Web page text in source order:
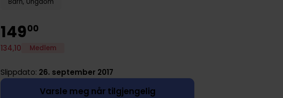
14900
134,10 Medlem
Slippdato: 26. september 2017
Varsle meg når tilgjengelig